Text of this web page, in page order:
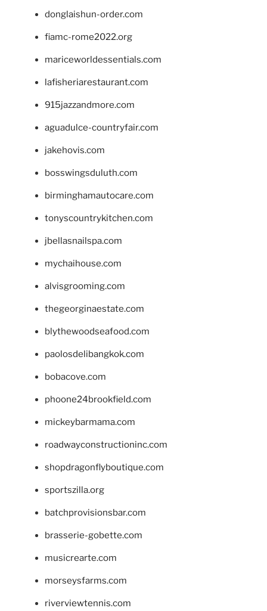
donglaishun-order.com
fiamc-rome2022.org
mariceworldessentials.com
lafisheriarestaurant.com
915jazzandmore.com
aguadulce-countryfair.com
jakehovis.com
bosswingsduluth.com
birminghamautocare.com
tonyscountrykitchen.com
jbellasnailspa.com
mychaihouse.com
alvisgrooming.com
thegeorginaestate.com
blythewoodseafood.com
paolosdelibangkok.com
bobacove.com
phoone24brookfield.com
mickeybarmama.com
roadwayconstructioninc.com
shopdragonflyboutique.com
sportszilla.org
batchprovisionsbar.com
brasserie-gobette.com
musicrearte.com
morseysfarms.com
riverviewtennis.com